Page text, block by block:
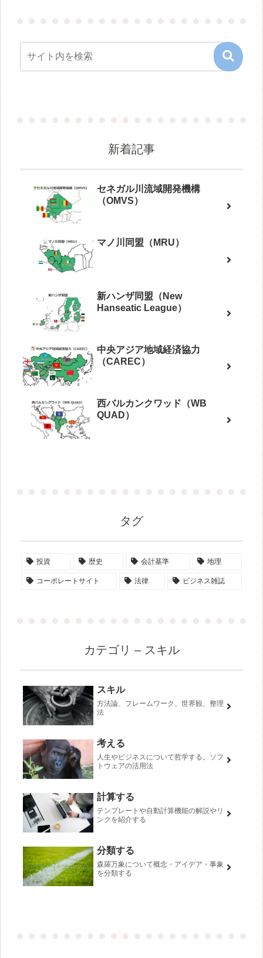
新着記事
セネガル川流域開発機構
（OMVS）
マノ川同盟（MRU）
新ハンザ同盟（New
Hanseatic League）
中央アジア地域経済協力
（CAREC）
西バルカンクワッド（WB
QUAD）
タグ
投資 歴史 会計基準 地理
コーポレートサイト 法律 ビジネス雑誌
カテゴリ – スキル
スキル
方法論、フレームワーク、世界観、整理
法
考える
人生やビジネスについて哲学する。ソフ
トウェアの活用法
計算する
テンプレートや自動計算機能の解説やリ
ンクを紹介する
分類する
森羅万象について概念・アイデア・事象
を分類する